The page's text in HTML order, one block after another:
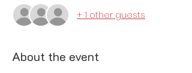
+ 1 other guests
About the event